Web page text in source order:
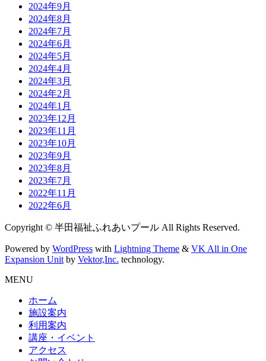
2024年9月
2024年8月
2024年7月
2024年6月
2024年5月
2024年4月
2024年3月
2024年2月
2024年1月
2023年12月
2023年11月
2023年10月
2023年9月
2023年8月
2023年7月
2022年11月
2022年6月
Copyright © 半田福祉ふれあいプール All Rights Reserved.
Powered by WordPress with Lightning Theme & VK All in One
Expansion Unit by Vektor,Inc. technology.
MENU
ホーム
施設案内
利用案内
講座・イベント
アクセス